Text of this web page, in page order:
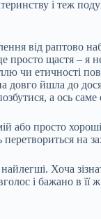
і теж
від раптово
щастя – я
чи етичності
довго йшла до
а ось
або просто
перетвориться
Хоча
і бажано в її